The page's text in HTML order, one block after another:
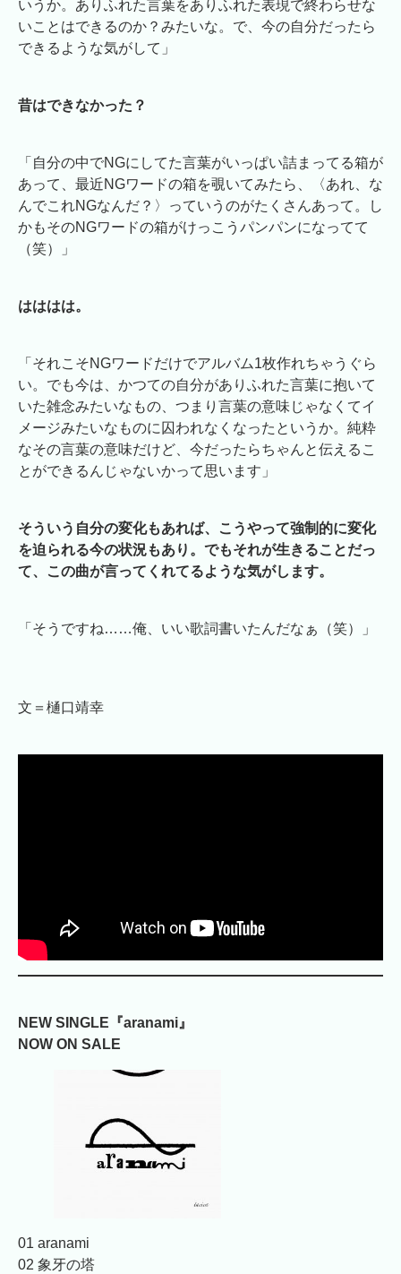
いうか。ありふれた言葉をありふれた表現で終わらせな
いことはできるのか？みたいな。で、今の自分だったら
できるような気がして」
昔はできなかった？
「自分の中でNGにしてた言葉がいっぱい詰まってる箱が
あって、最近NGワードの箱を覗いてみたら、〈あれ、な
んでこれNGなんだ？〉っていうのがたくさんあって。し
かもそのNGワードの箱がけっこうパンパンになってて
（笑）」
はははは。
「それこそNGワードだけでアルバム1枚作れちゃうぐら
い。でも今は、かつての自分がありふれた言葉に抱いて
いた雑念みたいなもの、つまり言葉の意味じゃなくてイ
メージみたいなものに囚われなくなったというか。純粋
なその言葉の意味だけど、今だったらちゃんと伝えるこ
とができるんじゃないかって思います」
そういう自分の変化もあれば、こうやって強制的に変化
を迫られる今の状況もあり。でもそれが生きることだっ
て、この曲が言ってくれてるような気がします。
「そうですね……俺、いい歌詞書いたんだなぁ（笑）」
文＝樋口靖幸
NEW SINGLE『aranami』
NOW ON SALE
01 aranami
02 象牙の塔